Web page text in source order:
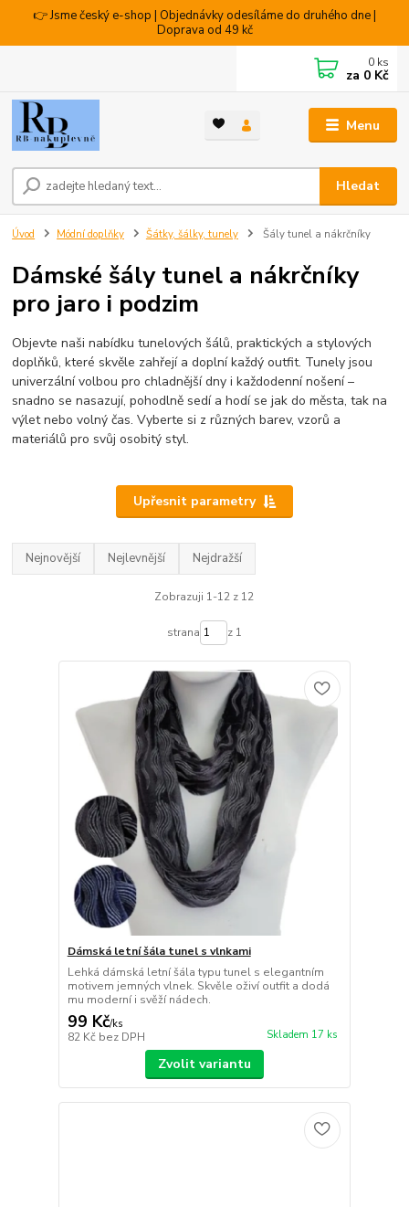
👉 Jsme český e-shop | Objednávky odesíláme do druhého dne |
Doprava od 49 kč
Menu
Hledat
0 ks
za 0 Kč
Úvod Módní doplňky Šátky, šálky, tunely Šály tunel a nákrčníky
Dámské šály tunel a nákrčníky
pro jaro i podzim
Objevte naši nabídku tunelových šálů, praktických a stylových
doplňků, které skvěle zahřejí a doplní každý outfit. Tunely jsou
univerzální volbou pro chladnější dny i každodenní nošení –
snadno se nasazují, pohodlně sedí a hodí se jak do města, tak na
výlet nebo volný čas. Vyberte si z různých barev, vzorů a
materiálů pro svůj osobitý styl.
Upřesnit parametry
Nejnovější Nejlevnější Nejdražší
Zobrazuji 1-12 z 12
strana z 1
Dámská letní šála tunel s vlnkami
Lehká dámská letní šála typu tunel s elegantním
motivem jemných vlnek. Skvěle oživí outfit a dodá
mu moderní i svěží nádech.
99 Kč/ks
82 Kč bez DPH Skladem 17 ks
Zvolit variantu